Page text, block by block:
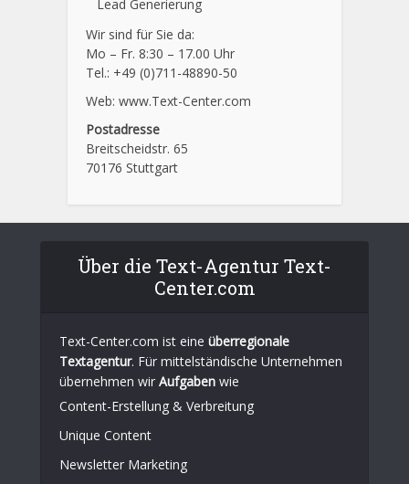
Lead Generierung
Wir sind für Sie da:
Mo – Fr. 8:30 – 17.00 Uhr
Tel.: +49 (0)711-48890-50
Web: www.Text-Center.com
Postadresse
Breitscheidstr. 65
70176 Stuttgart
Über die Text-Agentur Text-
Center.com
Text-Center.com ist eine überregionale
Textagentur. Für mittelständische Unternehmen
übernehmen wir Aufgaben wie
Content-Erstellung & Verbreitung
Unique Content
Newsletter Marketing